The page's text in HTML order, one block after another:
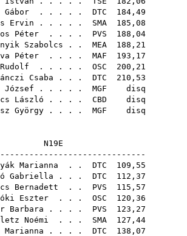
Gábor . . . . . DTC 184,49
Ervin . . . . . SMA 185,08
Péter . . . . PVS 188,04
Szabolcs . . MEA 188,21
Péter . . . . MAF 193,17
. . . . . OSC 200,21
Csaba . . . DTC 210,53
József . . . . . MGF disq
László . . . . CBD disq
György . . . . MGF disq
N19E
Marianna . . DTC 109,55
Gabriella . . . DTC 112,37
Bernadett . . PVS 115,57
Eszter . . . OSC 120,36
Barbara . . . . PVS 123,27
Noémi . . . SMA 127,44
Marianna . . . . DTC 138,07